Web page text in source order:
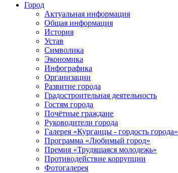
Город
Актуальная информация
Общая информация
История
Устав
Символика
Экономика
Инфографика
Организации
Развитие города
Градостроительная деятельность
Гостям города
Почётные граждане
Руководители города
Галерея «Курганцы - гордость города»
Программа «Любимый город»
Премия «Трудящаяся молодежь»
Противодействие коррупции
Фотогалерея